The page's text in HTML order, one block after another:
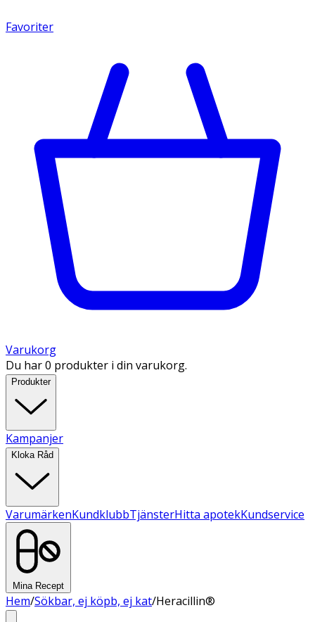
Favoriter
Varukorg
Du har 0 produkter i din varukorg.
Produkter
Kampanjer
Kloka Råd
VarumärkenKundklubbTjänsterHitta apotekKundservice
Mina Recept
Hem/Sökbar, ej köpb, ej kat/Heracillin®